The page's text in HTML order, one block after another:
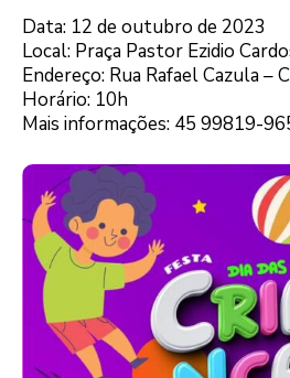
Data: 12 de outubro de 2023
Local: Praça Pastor Ezidio
Endereço: Rua Rafael Cazula –
Horário: 10h
Mais informações: 45 99819-